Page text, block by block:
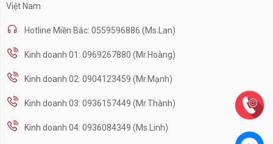
Việt Nam
Hotline Miền Bắc: 0559596886 (Ms.Lan)
Kinh doanh 01: 0969267880 (Mr.Hoàng)
Kinh doanh 02: 0904123459 (Mr.Mạnh)
Kinh doanh 03: 0936157449 (Mr.Thành)
Kinh doanh 04: 0936084349 (Ms.Linh)